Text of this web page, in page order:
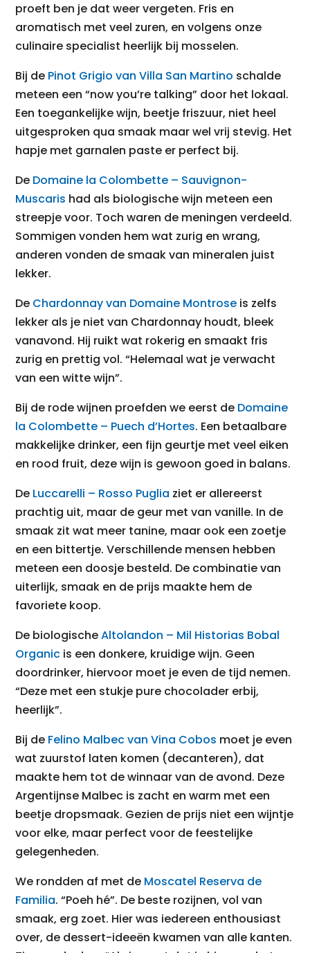
proeft ben je dat weer vergeten. Fris en
aromatisch met veel zuren, en volgens onze
culinaire specialist heerlijk bij mosselen.
Bij de Pinot Grigio van Villa San Martino schalde
meteen een “now you’re talking” door het lokaal.
Een toegankelijke wijn, beetje friszuur, niet heel
uitgesproken qua smaak maar wel vrij stevig. Het
hapje met garnalen paste er perfect bij.
De Domaine la Colombette – Sauvignon-
Muscaris had als biologische wijn meteen een
streepje voor. Toch waren de meningen verdeeld.
Sommigen vonden hem wat zurig en wrang,
anderen vonden de smaak van mineralen juist
lekker.
De Chardonnay van Domaine Montrose is zelfs
lekker als je niet van Chardonnay houdt, bleek
vanavond. Hij ruikt wat rokerig en smaakt fris
zurig en prettig vol. “Helemaal wat je verwacht
van een witte wijn”.
Bij de rode wijnen proefden we eerst de Domaine
la Colombette – Puech d’Hortes. Een betaalbare
makkelijke drinker, een fijn geurtje met veel eiken
en rood fruit, deze wijn is gewoon goed in balans.
De Luccarelli – Rosso Puglia ziet er allereerst
prachtig uit, maar de geur met van vanille. In de
smaak zit wat meer tanine, maar ook een zoetje
en een bittertje. Verschillende mensen hebben
meteen een doosje besteld. De combinatie van
uiterlijk, smaak en de prijs maakte hem de
favoriete koop.
De biologischeAltolandon – Mil Historias Bobal
Organic is een donkere, kruidige wijn. Geen
doordrinker, hiervoor moet je even de tijd nemen.
“Deze met een stukje pure chocolader erbij,
heerlijk”.
Bij de Felino Malbec van Vina Cobos moet je even
wat zuurstof laten komen (decanteren), dat
maakte hem tot de winnaar van de avond. Deze
Argentijnse Malbec is zacht en warm met een
beetje dropsmaak. Gezien de prijs niet een wijntje
voor elke, maar perfect voor de feestelijke
gelegenheden.
We rondden af met de Moscatel Reserva de
Familia. “Poeh hé”. De beste rozijnen, vol van
smaak, erg zoet. Hier was iedereen enthousiast
over, de dessert-ideeën kwamen van alle kanten.